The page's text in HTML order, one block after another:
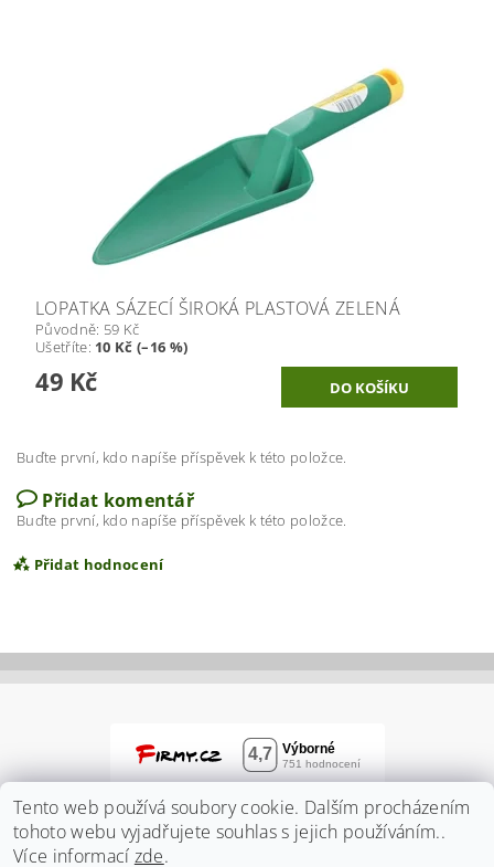
LOPATKA SÁZECÍ ŠIROKÁ PLASTOVÁ ZELENÁ
Původně: 59 Kč
Ušetříte: 10 Kč (–16 %)
49 Kč
Buďte první, kdo napíše příspěvek k této položce.
Přidat komentář
Buďte první, kdo napíše příspěvek k této položce.
Přidat hodnocení
Tento web používá soubory cookie. Dalším procházením
tohoto webu vyjadřujete souhlas s jejich používáním..
Více informací zde.